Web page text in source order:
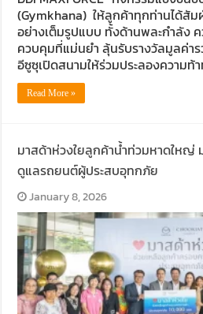
(Gymkhana) ให้ลูกค้าทุกท่านได้สั
อย่างเต็มรูปแบบ ทั้งด้านพละกำลัง
ควบคุมที่แม่นยำ ลุ้นรับรางวัลมูลค่า
อีซูซุเปิดสนามให้ร่วมประลองความท้
Read More »
มาสด้าห่วงใยลูกค้าน้ำท่วมหาดใหญ่
ดูแลรถยนต์ผู้ประสบอุทกภัย
January 8, 2026